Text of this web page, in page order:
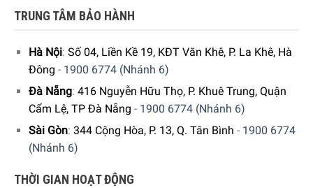
TRUNG TÂM BẢO HÀNH
Hà Nội: Số 04, Liền Kề 19, KĐT Văn Khê, P. La Khê, Hà
Đông - 1900 6774 (Nhánh 6)
Đà Nẵng: 416 Nguyễn Hữu Thọ, P. Khuê Trung, Quận
Cẩm Lệ, TP Đà Nẵng - 1900 6774 (Nhánh 6)
Sài Gòn: 344 Cộng Hòa, P. 13, Q. Tân Bình - 1900 6774
(Nhánh 6)
THỜI GIAN HOẠT ĐỘNG